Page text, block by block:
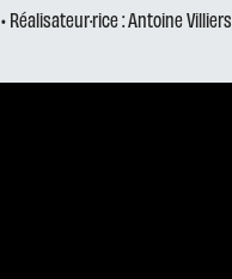
• Réalisateur·rice : Antoine Villiers